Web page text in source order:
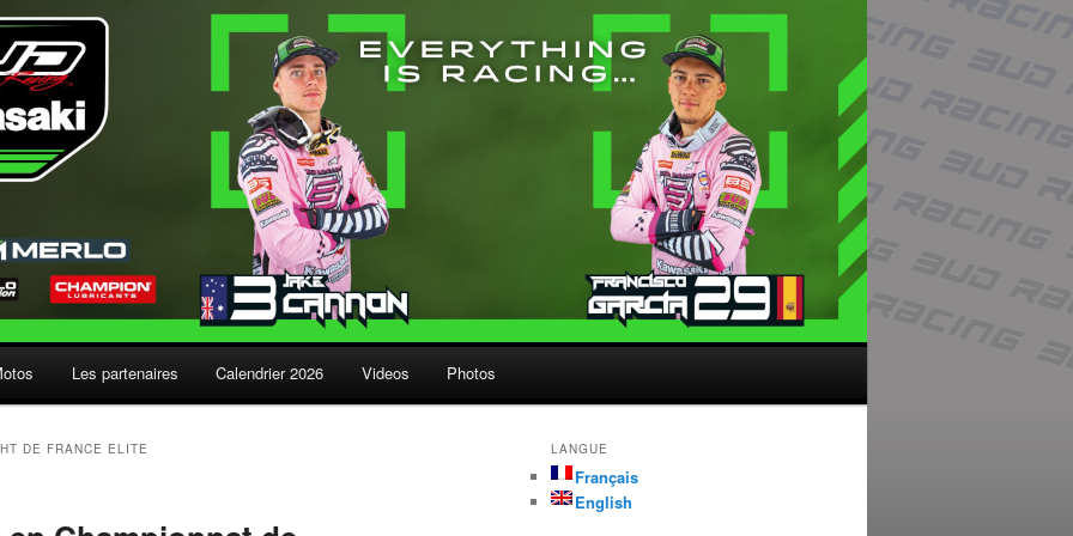
Les partenaires Calendrier 2026 Videos Photos
DE FRANCE ELITE LANGUE
Français
English